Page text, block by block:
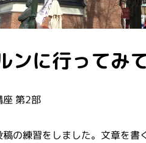
ンに行ってみ
座 第2部
の練習をしました。文章を